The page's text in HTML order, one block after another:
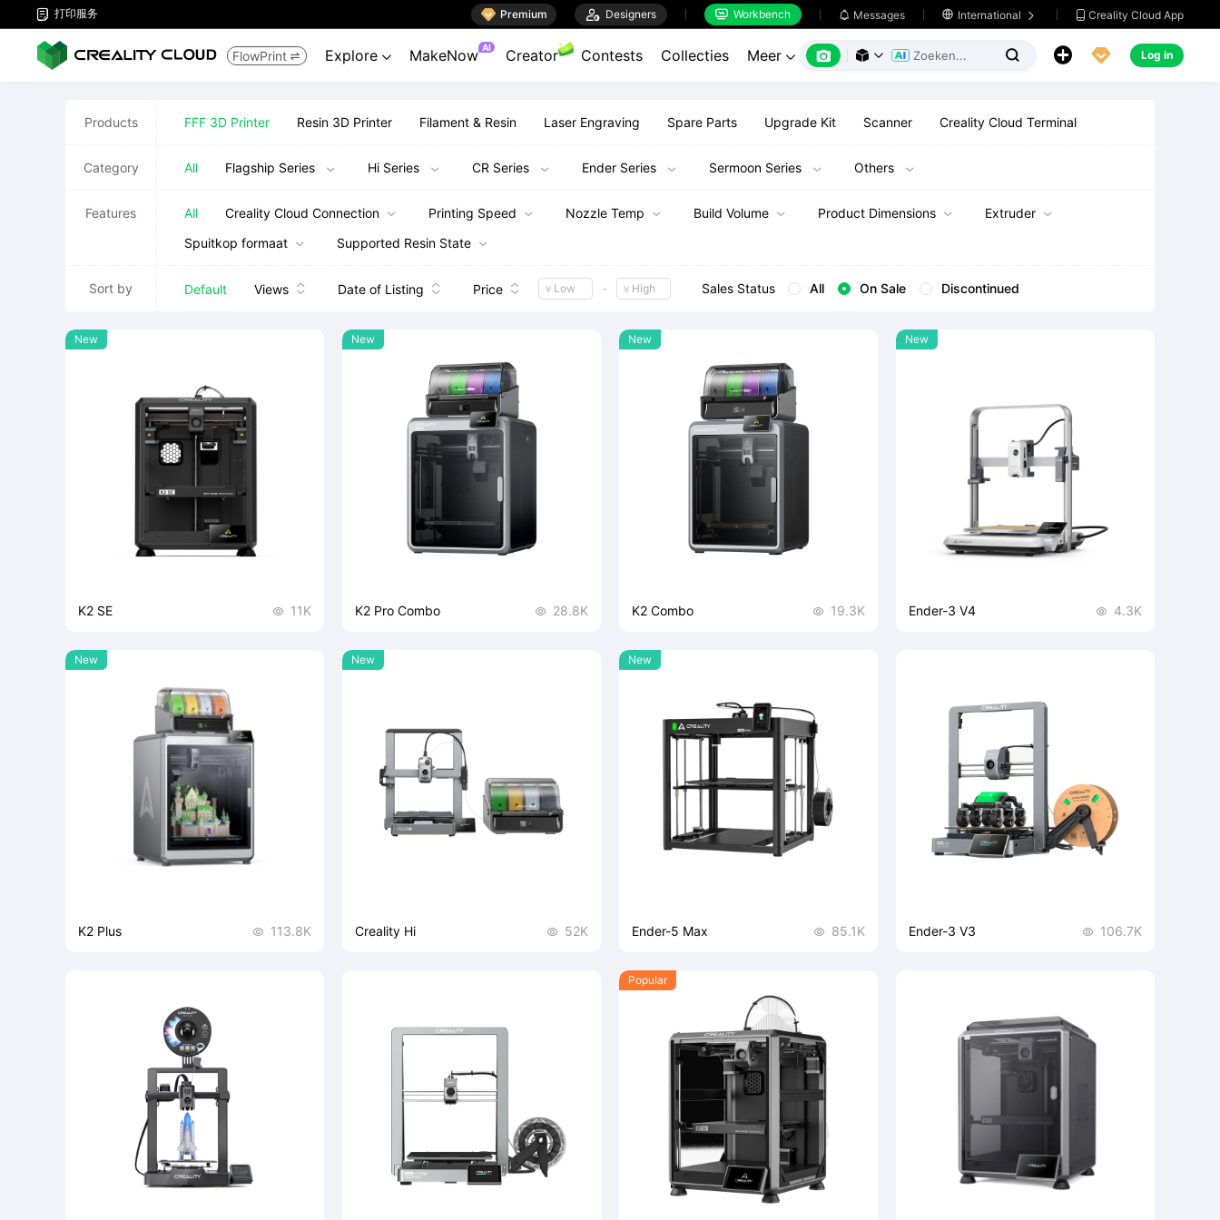
 打印服务  Premium  Designers  Workbench  Messages  International   Creality Cloud App
FlowPrint  Explore  MakeNow AI Creator Contests Collecties Meer        Log in
Products FFF 3D Printer Resin 3D Printer Filament & Resin Laser Engraving Spare Parts Upgrade Kit Scanner Creality Cloud Terminal
Category All Flagship Series  Hi Series  CR Series  Ender Series  Sermoon Series  Others 
Features All Creality Cloud Connection  Printing Speed  Nozzle Temp  Build Volume  Product Dimensions  Extruder 
Spuitkop formaat  Supported Resin State 
Sort by Default Views


Date of Listing


Price


￥ - ￥ Sales Status All On Sale Discontinued
K2 SE，极致性价比，高速智能多色3D打
印机，最大支持16色打印。常规打印速度
300mm/s，最高打印速度600mm/s ,最
大加速度20000mm/s²，全自动调平，开
机自检，自动振纹优化。
极致性价比
高速智能多色3D打印机
最大支持16色打印
K2 SE  11K
New
定打印且精雕细节，适配多尺寸。机身坚
固，打印静稳高速，挤出系统强，可驾驭
高性能耗材，还具备智能监控，助力高效
生产。
腔体AI摄像头
主动腔体恒温
K2 Pro Combo  28.8K
New
K2 Combo是新手零门槛创作工具，支持
16色组合，有智能耗材管理，能大尺寸打
印，机身稳、打印静且快，挤出系统强，
可智能监控、多端协同，开箱即用。
打印质量卓越
K2 Combo  19.3K
New
Ender-3 V4全民造物新风尚，好看好玩还
有生产力，轻巧便携，稳固可靠，无限改
重自动校准，快拆喷嘴，徒手更换，低噪
设计，软件协同，智能便捷。
多色玩法
低噪设计
Ender-3 V4  4.3K
New
350*350*350mm大尺寸打印、
600mm/s打印速度、30000mm/s²、双
风道风冷、创新伺服电机系统、主动腔体
多色打印
350*350*350
旗舰级可靠挤出系统
K2 Plus  113.8K
New
面级3D打印机，拥有快捷打印速度和多样
扩展性，确保用户安全、稳定、易用。其
采用直线导轨和光轴丝杆机构，配备高集
成度近端挤出机，支持最高500mm/s打
材。标配摄像头可实现远程监控与集群控
制，并支持多色CFS扩展，实现自动续料
和多色打印。适用于家用、办公、设计和
制造等多种场景。
超易用
高集成挤出机
Creality Hi  52K
New
Ender-5 Max打印机，新质生产力巨匠。
400*400*400 mm专业大尺寸
700 mm/s 领先打印速度
腔温更稳定,支持更多耗材
Ender-5 Max  85.1K
New
大胆创新，重新定义，基于Klipper打造的
智能化Creality OS，一键即可自动完成调
平、振纹优化检测等步骤，大大降低使用
￥1899
CoreXZ结构 最高速度达 600mm/s
新一代 稳定挤出系统
Ender-3 V3  106.7K
Popular